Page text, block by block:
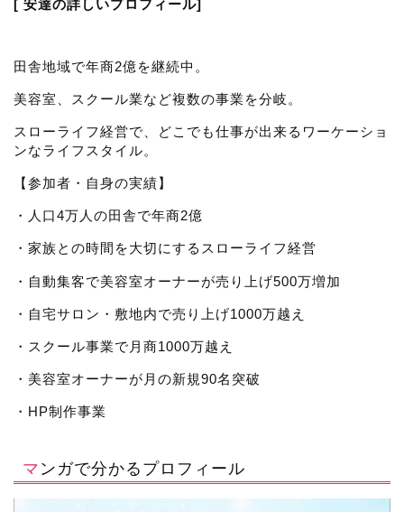
[ 安達の詳しいプロフィール]
田舎地域で年商2億を継続中。
美容室、スクール業など複数の事業を分岐。
スローライフ経営で、どこでも仕事が出来るワーケーショ
ンなライフスタイル。
【参加者・自身の実績】
・人口4万人の田舎で年商2億
・家族との時間を大切にするスローライフ経営
・自動集客で美容室オーナーが売り上げ500万増加
・自宅サロン・敷地内で売り上げ1000万越え
・スクール事業で月商1000万越え
・美容室オーナーが月の新規90名突破
・HP制作事業
マンガで分かるプロフィール